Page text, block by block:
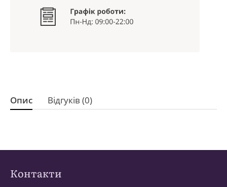
Опис Відгуків (0)
Контакти